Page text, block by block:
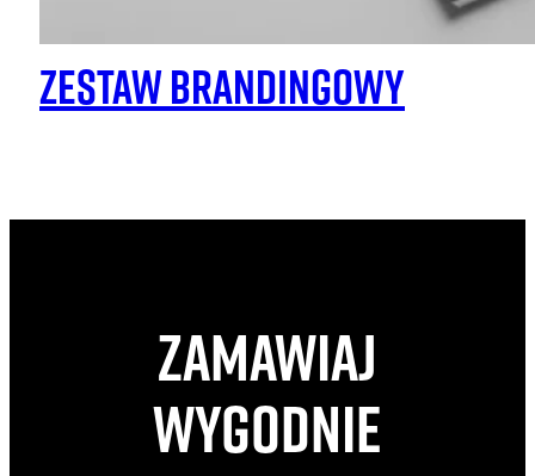
Zestaw brandingowy
Zamawiaj
wygodnie